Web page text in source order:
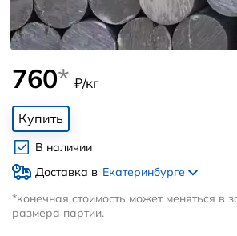
760* ₽/кг
Купить
В наличии
Доставка в Екатеринбурге
*конечная стоимость может меняться в
размера партии.